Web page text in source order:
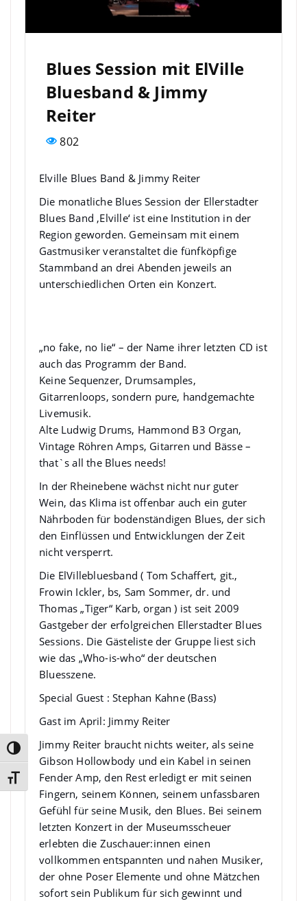
Umschalten auf hohe Kontraste
Schrift vergrößern
Blues Session mit ElVille
Bluesband & Jimmy
Reiter
802
Elville Blues Band & Jimmy Reiter
Die monatliche Blues Session der Ellerstadter
Blues Band ‚Elville‘ ist eine Institution in der
Region geworden. Gemeinsam mit einem
Gastmusiker veranstaltet die fünfköpfige
Stammband an drei Abenden jeweils an
unterschiedlichen Orten ein Konzert.
„no fake, no lie“ – der Name ihrer letzten CD ist
auch das Programm der Band.
Keine Sequenzer, Drumsamples,
Gitarrenloops, sondern pure, handgemachte
Livemusik.
Alte Ludwig Drums, Hammond B3 Organ,
Vintage Röhren Amps, Gitarren und Bässe –
that`s all the Blues needs!
In der Rheinebene wächst nicht nur guter
Wein, das Klima ist offenbar auch ein guter
Nährboden für bodenständigen Blues, der sich
den Einflüssen und Entwicklungen der Zeit
nicht versperrt.
Die ElVillebluesband ( Tom Schaffert, git.,
Frowin Ickler, bs, Sam Sommer, dr. und
Thomas „Tiger“ Karb, organ ) ist seit 2009
Gastgeber der erfolgreichen Ellerstadter Blues
Sessions. Die Gästeliste der Gruppe liest sich
wie das „Who-is-who“ der deutschen
Bluesszene.
Special Guest : Stephan Kahne (Bass)
Gast im April: Jimmy Reiter
Jimmy Reiter braucht nichts weiter, als seine
Gibson Hollowbody und ein Kabel in seinen
Fender Amp, den Rest erledigt er mit seinen
Fingern, seinem Können, seinem unfassbaren
Gefühl für seine Musik, den Blues. Bei seinem
letzten Konzert in der Museumsscheuer
erlebten die Zuschauer:innen einen
vollkommen entspannten und nahen Musiker,
der ohne Poser Elemente und ohne Mätzchen
sofort sein Publikum für sich gewinnt und